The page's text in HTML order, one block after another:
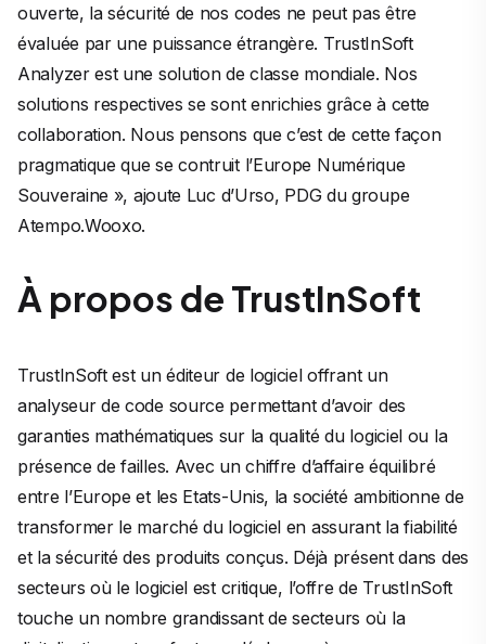
ouverte, la sécurité de nos codes ne peut pas être
évaluée par une puissance étrangère. TrustInSoft
Analyzer est une solution de classe mondiale. Nos
solutions respectives se sont enrichies grâce à cette
collaboration. Nous pensons que c’est de cette façon
pragmatique que se contruit l’Europe Numérique
Souveraine », ajoute Luc d’Urso, PDG du groupe
Atempo.Wooxo.
À propos de TrustInSoft
TrustInSoft est un éditeur de logiciel offrant un
analyseur de code source permettant d’avoir des
garanties mathématiques sur la qualité du logiciel ou la
présence de failles. Avec un chiffre d’affaire équilibré
entre l’Europe et les Etats-Unis, la société ambitionne de
transformer le marché du logiciel en assurant la fiabilité
et la sécurité des produits conçus. Déjà présent dans des
secteurs où le logiciel est critique, l’offre de TrustInSoft
touche un nombre grandissant de secteurs où la